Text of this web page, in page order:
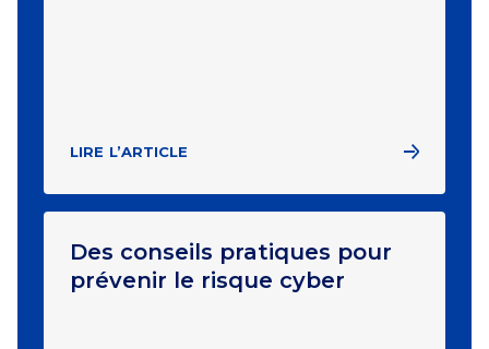
LIRE L’ARTICLE
Des conseils pratiques pour
prévenir le risque cyber